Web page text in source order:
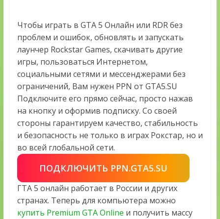
Чтобы играть в GTA 5 Онлайн или RDR без
проблем и ошибок, обновлять и запускать
лаунчер Rockstar Games, скачивать другие
игры, пользоваться Интернетом,
социальными сетями и мессенджерами без
ограничений, Вам нужен PPN от GTA5.SU
Подключите его прямо сейчас, просто нажав
на кнопку и оформив подписку. Со своей
стороны гарантируем качество, стабильность
и безопасность не только в играх Рокстар, но и
во всей глобальной сети.
ПОДКЛЮЧИТЬ PPN.GTA5.SU
ГТА 5 онлайн работает в России и других
странах. Теперь для компьютера можно
купить Premium GTA Online и получить массу